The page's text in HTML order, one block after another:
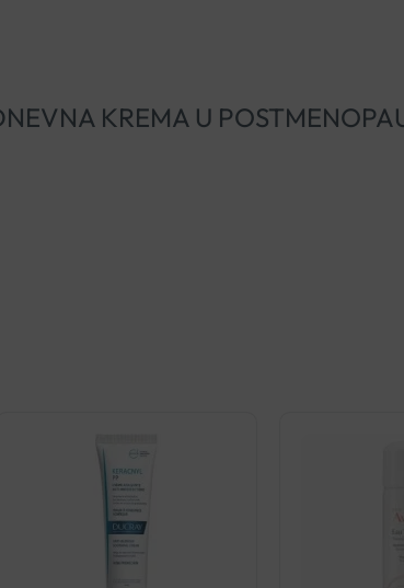
KREMA U